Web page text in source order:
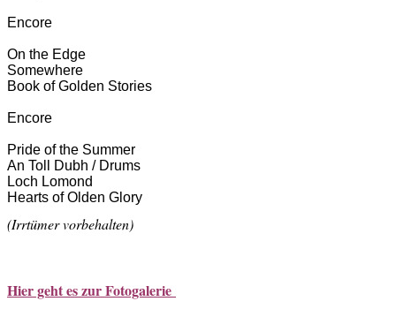
Encore
On the Edge
Somewhere
Book of Golden Stories
Encore
Pride of the Summer
An Toll Dubh / Drums
Loch Lomond
Hearts of Olden Glory
(Irrtümer vorbehalten)
Hier geht es zur Fotogalerie